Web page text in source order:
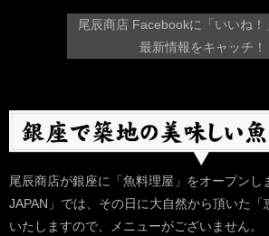
尾辰商店 Facebookに「いいね！
最新情報をキャッチ！
尾辰商店が銀座に「魚料理屋」をオープンし
JAPAN」では、その日に大自然から頂いた「
いたしますので、メニューがございません。